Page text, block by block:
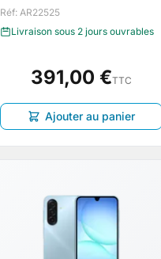
Réf: AR22525
Livraison sous 2 jours ouvrables
391,00 €TTC
Ajouter au panier